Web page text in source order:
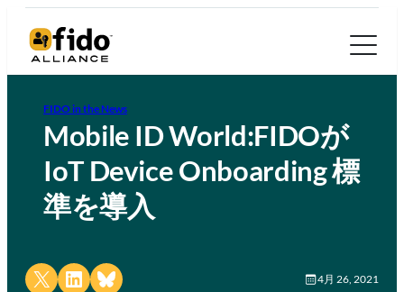
FIDO in the News
Mobile ID World:FIDOが
IoT Device Onboarding 標
準を導入
Share on X Share on LinkedIn
Share on Bluesky 4月 26, 2021